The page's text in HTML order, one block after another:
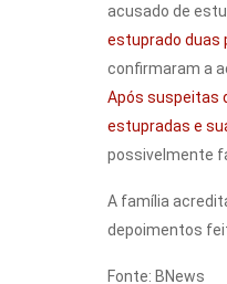
acusado de
estuprado duas
confirmaram a
Após suspeitas
estupradas e
possivelmente
A família
depoimentos
Fonte: BNews